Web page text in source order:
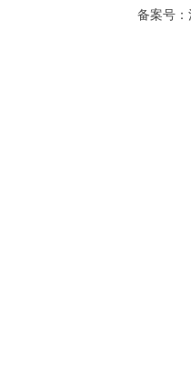
备案号：